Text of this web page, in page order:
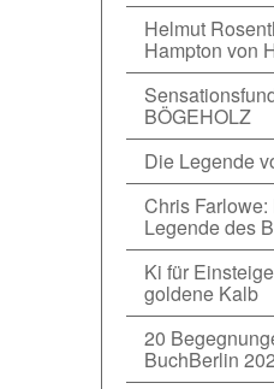
Helmut
Hampton von
BÖGEHOLZ
Die Legende
Chris
Legende des
Ki für
goldene Kalb
20
BuchBerlin